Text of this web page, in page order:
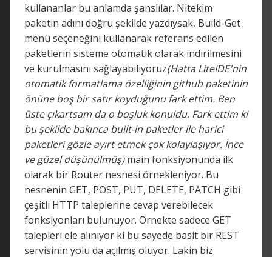
kullananlar bu anlamda şanslılar. Nitekim
paketin adını doğru şekilde yazdıysak, Build-Get
menü seçeneğini kullanarak referans edilen
paketlerin sisteme otomatik olarak indirilmesini
ve kurulmasını sağlayabiliyoruz(Hatta LiteIDE'nin
otomatik formatlama özelliğinin github paketinin
önüne boş bir satır koyduğunu fark ettim. Ben
üste çıkartsam da o boşluk konuldu. Fark ettim ki
bu şekilde bakınca built-in paketler ile harici
paketleri gözle ayırt etmek çok kolaylaşıyor. İnce
ve güzel düşünülmüş)main fonksiyonunda ilk
olarak bir Router nesnesi örnekleniyor. Bu
nesnenin GET, POST, PUT, DELETE, PATCH gibi
çeşitli HTTP taleplerine cevap verebilecek
fonksiyonları bulunuyor. Örnekte sadece GET
talepleri ele alınıyor ki bu sayede basit bir REST
servisinin yolu da açılmış oluyor. Lakin biz